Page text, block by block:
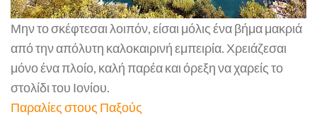
Μην το σκέφτεσαι λοιπόν, είσαι μόλις ένα βήμα μακριά
από την απόλυτη καλοκαιρινή εμπειρία. Χρειάζεσαι
μόνο ένα πλοίο, καλή παρέα και όρεξη να χαρείς το
στολίδι του Ιονίου.
Παραλίες στους Παξούς